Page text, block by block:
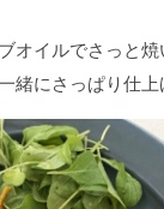
オイルでさっと焼
緒にさっぱり仕上